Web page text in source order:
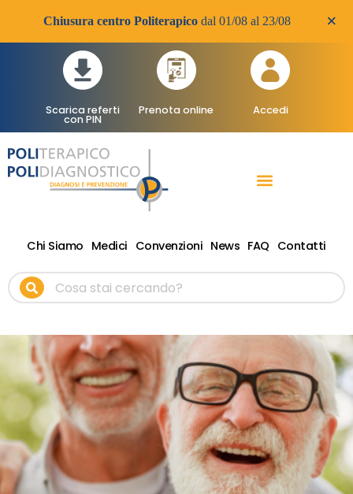
Chiusura centro Politerapicodal 01/08 al 23/08 ×
Scarica referti
con PIN
Prenota online Accedi
Chi Siamo Medici Convenzioni News FAQ Contatti